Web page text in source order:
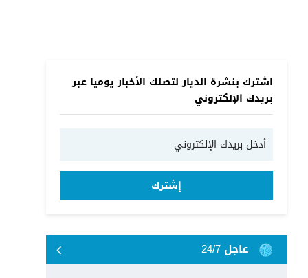
اشترك بنشرة الديار لتصلك الأخبار يوميا عبر
بريدك الإلكتروني
إشترك
عاجل 24/7